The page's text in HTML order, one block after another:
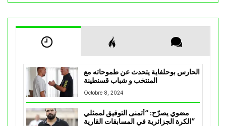
الحارس بوحلفاية يتحدث عن طموحاته مع
المنتخب و شباب قسنطينة
Octobre 8, 2024
مضوي يصرّح: “أتمنى التوفيق لممثلي
الكرة الجزائرية في المسابقات القارية”